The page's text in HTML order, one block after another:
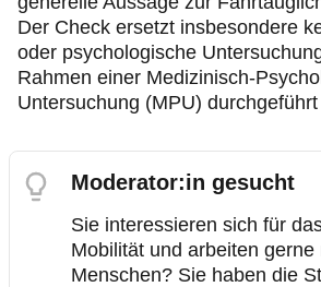
Der Check ersetzt insbesondere
oder psychologische
Rahmen einer Medizinisch-
Untersuchung (MPU)
Moderator:in gesucht
Sie interessieren sich für
Mobilität und arbeiten gerne
Menschen? Sie haben die